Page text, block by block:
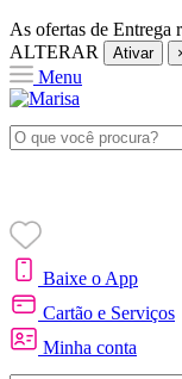
As ofertas de Entrega
ALTERAR
Ativar
Menu
Baixe o App
Cartão e Serviços
Minha conta